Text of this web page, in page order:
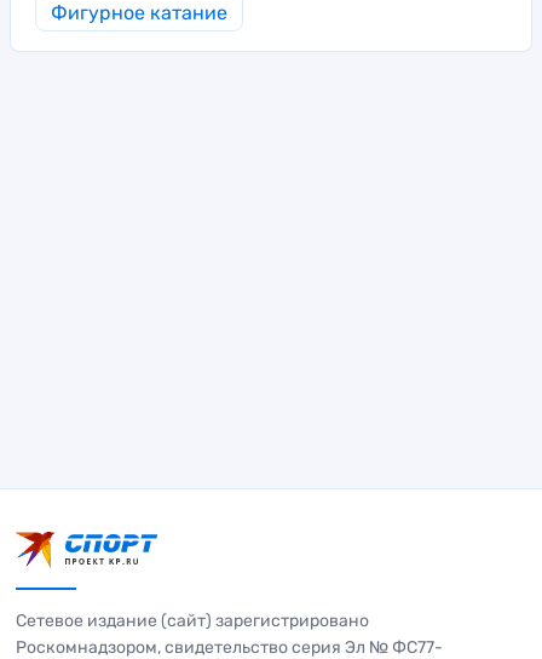
Фигурное катание
Сетевое издание (сайт) зарегистрировано
Роскомнадзором, свидетельство серия Эл № ФС77-